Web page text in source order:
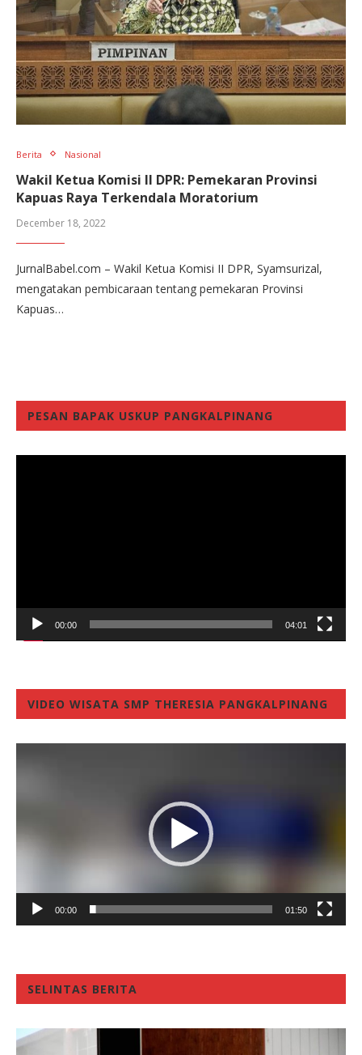
Berita Nasional
Wakil Ketua Komisi II DPR: Pemekaran Provinsi
Kapuas Raya Terkendala Moratorium
December 18, 2022
JurnalBabel.com – Wakil Ketua Komisi II DPR, Syamsurizal,
mengatakan pembicaraan tentang pemekaran Provinsi
Kapuas…
PESAN BAPAK USKUP PANGKALPINANG
00:00 04:01
VIDEO WISATA SMP THERESIA PANGKALPINANG
00:00 01:50
SELINTAS BERITA